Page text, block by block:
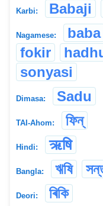
Karbi: Babaji
Nagamese: baba
fokir
sonyasi
Dimasa: Sadu
TAI-Ahom: ফিন্
Hindi: ऋषि
Bangla: ঋষি
Deori: ৰিকি